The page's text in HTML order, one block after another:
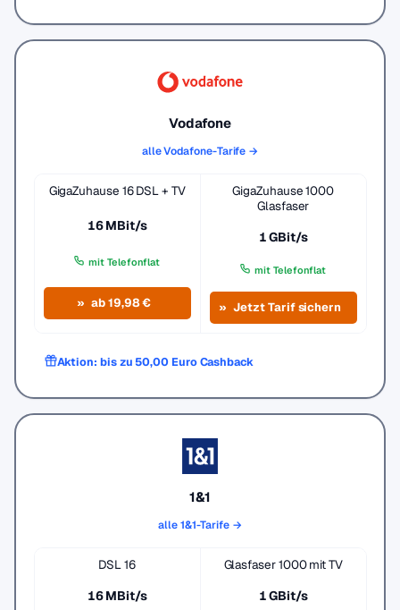
Vodafone
alle Vodafone-Tarife →
GigaZuhause 16 DSL + TV
16 MBit/s
mit Telefonflat
ab 19,98 €
GigaZuhause 1000
Glasfaser
1 GBit/s
mit Telefonflat
Jetzt Tarif sichern
Aktion: bis zu 50,00 Euro Cashback
1&1
alle 1&1-Tarife →
DSL 16
16 MBit/s
Glasfaser 1000 mit TV
1 GBit/s